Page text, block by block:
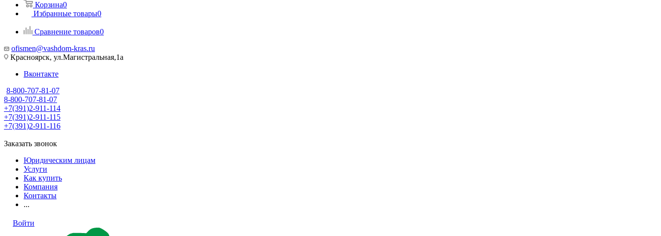
Корзина0
Избранные товары0
Сравнение товаров0
ofismen@vashdom-kras.ru
Красноярск, ул.Магистральная,1а
Вконтакте
8-800-707-81-07
8-800-707-81-07
+7(391)2-911-114
+7(391)2-911-115
+7(391)2-911-116
Заказать звонок
Юридическим лицам
Услуги
Как купить
Компания
Контакты
...
Войти